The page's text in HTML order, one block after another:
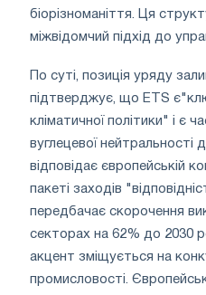
біорізноманіття. Ця
міжвідомчий підхід до
По суті, позиція уряду
підтверджує, що ETS
кліматичної політики" і є
вуглецевої нейтральності
відповідає європейській
пакеті заходів
передбачає скорочення
секторах на 62% до 2030
акцент зміщується на
промисловості.